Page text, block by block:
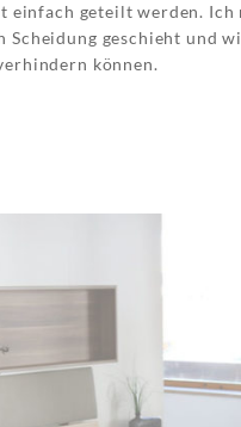
einfach geteilt werden. Ich
geschieht und
können.